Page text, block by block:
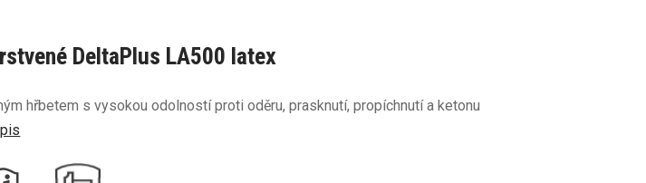
DeltaPlus LA500 latex
hřbetem s vysokou odolností proti oděru, prasknutí, propíchnutí a ketonu